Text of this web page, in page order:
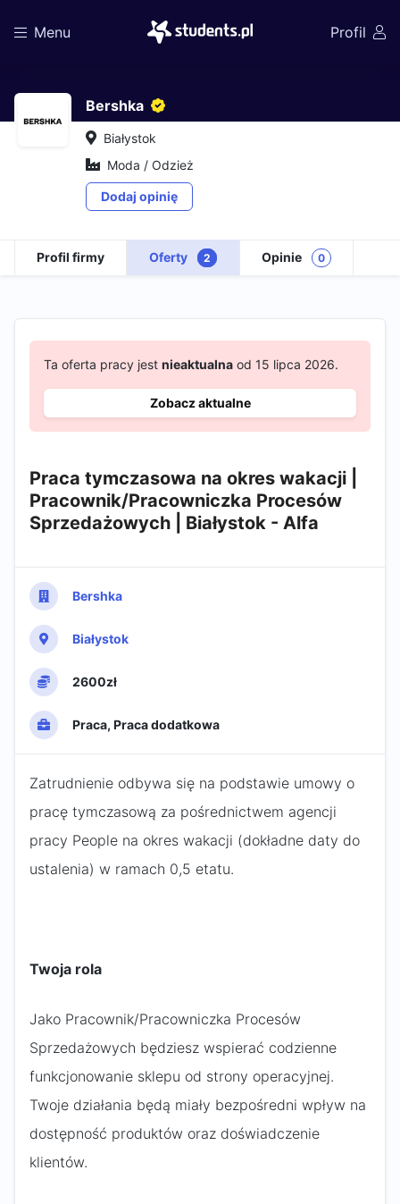
Menu Profil
Bershka
Białystok
Moda / Odzież
Dodaj opinię
Profil firmy Oferty 2 Opinie 0
Ta oferta pracy jest nieaktualna od 15 lipca 2026.
Zobacz aktualne
Praca tymczasowa na okres wakacji |
Pracownik/Pracowniczka Procesów
Sprzedażowych | Białystok - Alfa
Bershka
Białystok
2600zł
Praca, Praca dodatkowa
Zatrudnienie odbywa się na podstawie umowy o
pracę tymczasową za pośrednictwem agencji
pracy People na okres wakacji (dokładne daty do
ustalenia) w ramach 0,5 etatu.
Twoja rola
Jako Pracownik/Pracowniczka Procesów
Sprzedażowych będziesz wspierać codzienne
funkcjonowanie sklepu od strony operacyjnej.
Twoje działania będą miały bezpośredni wpływ na
dostępność produktów oraz doświadczenie
klientów.